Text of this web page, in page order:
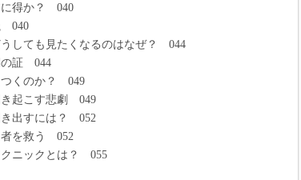
得か？ 040
040
ても見たくなるのはなぜ？ 044
証 044
くのか？ 049
起こす悲劇 049
出すには？ 052
を救う 052
ニックとは？ 055